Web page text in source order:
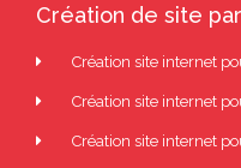
Création de site
Création site internet
Création site internet
Création site internet